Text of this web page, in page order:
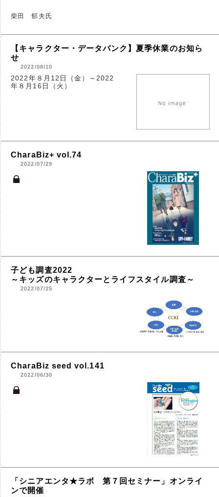
柴田 郁夫氏
【キャラクター・データバンク】夏季休業のお知ら
せ
2022/08/10
2022年８月12日（金）～2022
年８月16日（火）
CharaBiz+ vol.74
2022/07/29
子ども調査2022
～キッズのキャラクターとライフスタイル調査～
2022/07/25
CharaBiz seed vol.141
2022/06/30
「シニアエンタ★ラボ 第７回セミナー」オンライ
ンで開催